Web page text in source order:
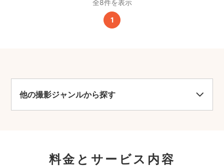
全8件を表示
1
他の撮影ジャンルから探す
料金とサービス内容